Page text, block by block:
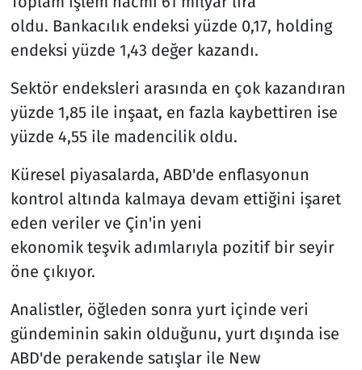
oldu. Bankacılık endeksi yüzde 0,17, holding
endeksi yüzde 1,43 değer kazandı.
Sektör endeksleri arasında en çok kazandıran
yüzde 1,85 ile inşaat, en fazla kaybettiren ise
yüzde 4,55 ile madencilik oldu.
Küresel piyasalarda, ABD'de enflasyonun
kontrol altında kalmaya devam ettiğini işaret
eden veriler ve Çin'in yeni
ekonomik teşvik adımlarıyla pozitif bir seyir
öne çıkıyor.
Analistler, öğleden sonra yurt içinde veri
gündeminin sakin olduğunu, yurt dışında ise
ABD'de perakende satışlar ile New
Teknoloji ve Bilim
Televizyon